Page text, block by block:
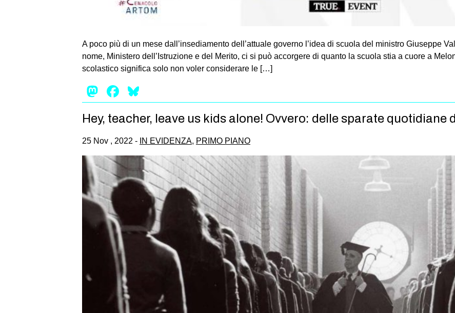
A poco più di un mese dall’insediamento dell’attuale governo l’idea di scuola del ministro Giuseppe
nome, Ministero dell’Istruzione e del Merito, ci si può accorgere di quanto la scuola stia a cuore a
scolastico significa solo non voler considerare le […]
Mastodon
Facebook
Hey, teacher, leave us kids alone! Ovvero: delle sparate quotidiane
25 Nov , 2022 - IN EVIDENZA, PRIMO PIANO